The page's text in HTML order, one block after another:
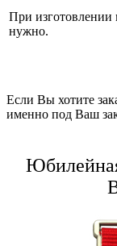
При изготовлении
нужно.
Если Вы хотите
именно под Ваш